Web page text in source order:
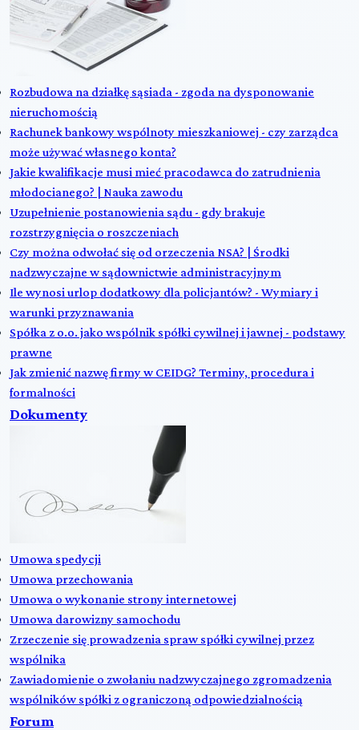
Rozbudowa na działkę sąsiada - zgoda na dysponowanie
nieruchomością
Rachunek bankowy wspólnoty mieszkaniowej - czy zarządca
może używać własnego konta?
Jakie kwalifikacje musi mieć pracodawca do zatrudnienia
młodocianego? | Nauka zawodu
Uzupełnienie postanowienia sądu - gdy brakuje
rozstrzygnięcia o roszczeniach
Czy można odwołać się od orzeczenia NSA? | Środki
nadzwyczajne w sądownictwie administracyjnym
Ile wynosi urlop dodatkowy dla policjantów? - Wymiary i
warunki przyznawania
Spółka z o.o. jako wspólnik spółki cywilnej i jawnej - podstawy
prawne
Jak zmienić nazwę firmy w CEIDG? Terminy, procedura i
formalności
Dokumenty
Umowa spedycji
Umowa przechowania
Umowa o wykonanie strony internetowej
Umowa darowizny samochodu
Zrzeczenie się prowadzenia spraw spółki cywilnej przez
wspólnika
Zawiadomienie o zwołaniu nadzwyczajnego zgromadzenia
wspólników spółki z ograniczoną odpowiedzialnością
Forum